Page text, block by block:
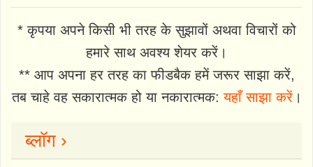
* कृपया अपने किसी भी तरह के सुझावों अथवा विचारों को
हमारे साथ अवश्य शेयर करें।
** आप अपना हर तरह का फीडबैक हमें जरूर साझा करें,
तब चाहे वह सकारात्मक हो या नकारात्मक:यहाँ साझा करें।
ब्लॉग ›